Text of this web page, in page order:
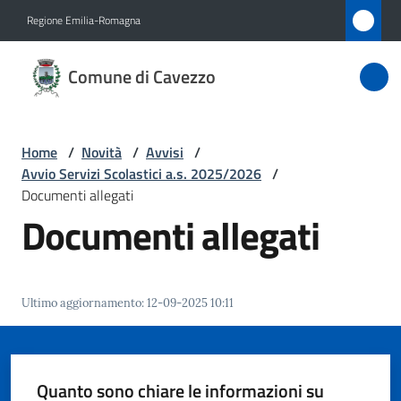
Regione Emilia-Romagna
Comune di Cavezzo
di
Amministrazione
Novità
Menu selezionato
Cavezzo
Home / Novità / Avvisi /
Avvio Servizi Scolastici a.s. 2025/2026 /
Documenti allegati
Documenti allegati
Ultimo aggiornamento:12-09-2025 10:11
Quanto sono chiare le informazioni su